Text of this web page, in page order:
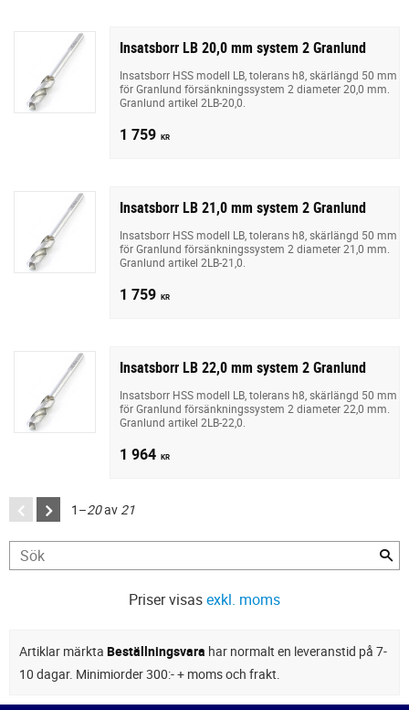
Insatsborr LB 20,0 mm system 2 Granlund
Insatsborr HSS modell LB, tolerans h8, skärlängd 50 mm
för Granlund försänkningssystem 2 diameter 20,0 mm.
Granlund artikel 2LB-20,0.
1 759 KR
Insatsborr LB 21,0 mm system 2 Granlund
Insatsborr HSS modell LB, tolerans h8, skärlängd 50 mm
för Granlund försänkningssystem 2 diameter 21,0 mm.
Granlund artikel 2LB-21,0.
1 759 KR
Insatsborr LB 22,0 mm system 2 Granlund
Insatsborr HSS modell LB, tolerans h8, skärlängd 50 mm
för Granlund försänkningssystem 2 diameter 22,0 mm.
Granlund artikel 2LB-22,0.
1 964 KR
1–20av 21
Priser visasexkl. moms
Artiklar märkta Beställningsvara har normalt en leveranstid på 7-
10 dagar. Minimiorder 300:- + moms och frakt.